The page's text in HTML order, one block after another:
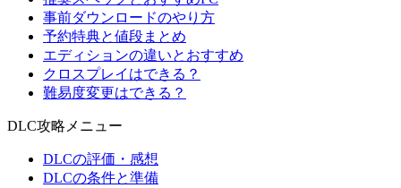
事前ダウンロードのやり方
予約特典と値段まとめ
エディションの違いとおすすめ
クロスプレイはできる？
難易度変更はできる？
DLC攻略メニュー
DLCの評価・感想
DLCの条件と準備